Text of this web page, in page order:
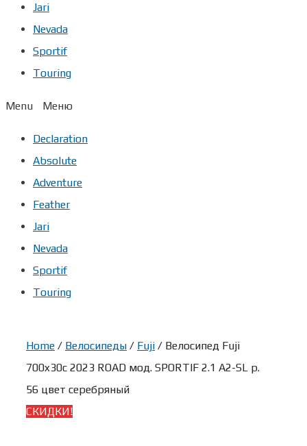
Jari
Nevada
Sportif
Touring
Menu
Declaration
Absolute
Adventure
Feather
Jari
Nevada
Sportif
Touring
Home / Велосипеды / Fuji / Велосипед Fuji
700x30c 2023 ROAD мод. SPORTIF 2.1 A2-SL р.
56 цвет серебряный
СКИДКИ!